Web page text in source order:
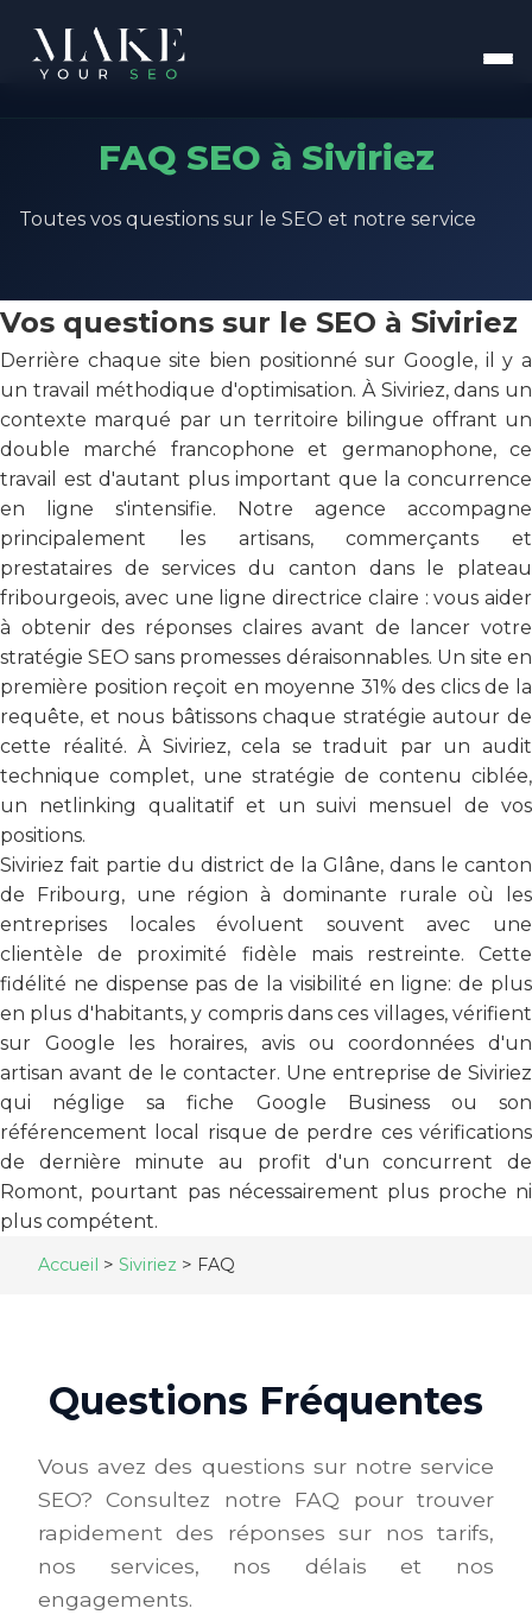
FAQ SEO à Siviriez
Toutes vos questions sur le SEO et notre service
Vos questions sur le SEO à Siviriez
Derrière chaque site bien positionné sur Google, il y a
un travail méthodique d'optimisation. À Siviriez, dans un
contexte marqué par un territoire bilingue offrant un
double marché francophone et germanophone, ce
travail est d'autant plus important que la concurrence
en ligne s'intensifie. Notre agence accompagne
principalement les artisans, commerçants et
prestataires de services du canton dans le plateau
fribourgeois, avec une ligne directrice claire : vous aider
à obtenir des réponses claires avant de lancer votre
stratégie SEO sans promesses déraisonnables. Un site en
première position reçoit en moyenne 31% des clics de la
requête, et nous bâtissons chaque stratégie autour de
cette réalité. À Siviriez, cela se traduit par un audit
technique complet, une stratégie de contenu ciblée,
un netlinking qualitatif et un suivi mensuel de vos
positions.
Siviriez fait partie du district de la Glâne, dans le canton
de Fribourg, une région à dominante rurale où les
entreprises locales évoluent souvent avec une
clientèle de proximité fidèle mais restreinte. Cette
fidélité ne dispense pas de la visibilité en ligne: de plus
en plus d'habitants, y compris dans ces villages, vérifient
sur Google les horaires, avis ou coordonnées d'un
artisan avant de le contacter. Une entreprise de Siviriez
qui néglige sa fiche Google Business ou son
référencement local risque de perdre ces vérifications
de dernière minute au profit d'un concurrent de
Romont, pourtant pas nécessairement plus proche ni
plus compétent.
Accueil > Siviriez > FAQ
Questions Fréquentes
Vous avez des questions sur notre service
SEO? Consultez notre FAQ pour trouver
rapidement des réponses sur nos tarifs,
nos services, nos délais et nos
engagements.